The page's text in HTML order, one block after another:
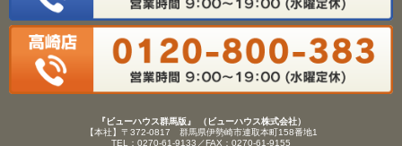
『ビューハウス群馬版』 （ビューハウス株式会社）
【本社】〒372-0817 群馬県伊勢崎市連取本町158番地1
TEL：0270-61-9133／FAX：0270-61-9155